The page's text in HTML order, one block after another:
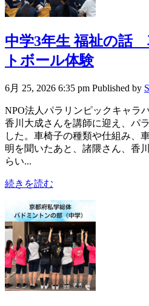
中学3年生 福祉の話
トボール体験
6月 25, 2026 6:35 pm Published by
NPO法人パラリンピックキャラ
香川大成さんを講師に迎え、パ
した。車椅子の種類や仕組み、
明を聞いたあと、諸隈さん、香
らい...
続きを読む